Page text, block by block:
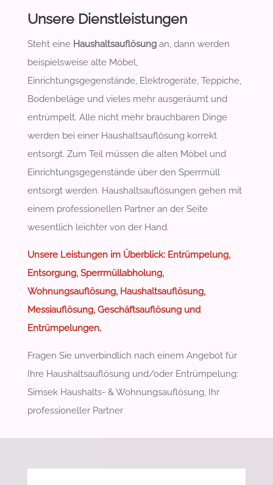
Unsere Dienstleistungen
Steht eine Haushaltsauflösungan, dann werden
beispielsweise alte Möbel,
Einrichtungsgegenstände, Elektrogeräte, Teppiche,
Bodenbeläge und vieles mehr ausgeräumt und
entrümpelt. Alle nicht mehr brauchbaren Dinge
werden bei einer Haushaltsauflösung korrekt
entsorgt. Zum Teil müssen die alten Möbel und
Einrichtungsgegenstände über den Sperrmüll
entsorgt werden. Haushaltsauflösungen gehen mit
einem professionellen Partner an der Seite
wesentlich leichter von der Hand.
Unsere Leistungen im Überblick: Entrümpelung,
Entsorgung, Sperrmüllabholung,
Wohnungsauflösung, Haushaltsauflösung,
Messiauflösung, Geschäftsauflösung und
Entrümpelungen.
Fragen Sie unverbindlich nach einem Angebot für
Ihre Haushaltsauflösung und/oder Entrümpelung:
Simsek Haushalts- & Wohnungsauflösung, Ihr
professioneller Partner